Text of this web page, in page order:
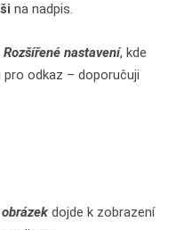
na nadpis.
Rozšířené nastavení, kde
odkaz – doporučuji
dojde k zobrazení